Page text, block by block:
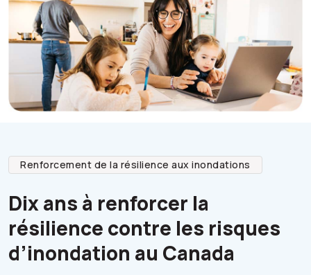
Renforcement de la résilience aux inondations
Dix ans à renforcer la
résilience contre les risques
d’inondation au Canada